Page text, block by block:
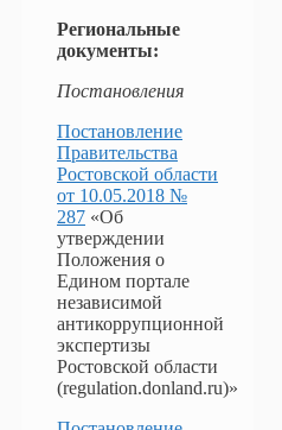
Региональные
документы:
Постановления
Постановление
Правительства
Ростовской области
от 10.05.2018 №
287 «Об
утверждении
Положения о
Едином портале
независимой
антикоррупционной
экспертизы
Ростовской области
(regulation.donland.ru)»